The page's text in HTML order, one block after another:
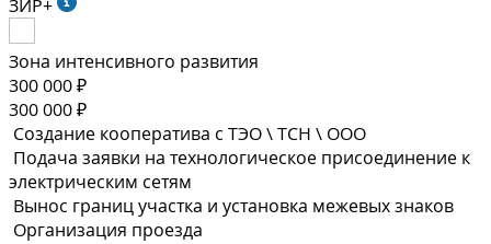
ЗИР+
Зона интенсивного развития
300 000 ₽
300 000 ₽
Создание кооператива с ТЭО \ ТСН \ ООО
Подача заявки на технологическое присоединение к
электрическим сетям
Вынос границ участка и установка межевых знаков
Организация проезда